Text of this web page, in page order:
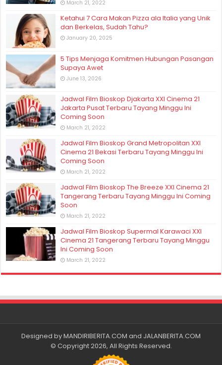
March 21, 2022
Ketahui 7 Cara Makan Pizza ala Italia yang Unik
dan Berkelas, Sudah Tahu?
January 20, 2025
5 Tips Menjaga Komitmen Hubungan Pasangan
Supaya Awet
June 13, 2026
Jadwal Film Bioskop Djakarta XXI Cinema 21
Jakarta Pusat Terbaru Tayang Minggu Ini
Coming Soon
March 21, 2022
Jadwal Film Bioskop Grand Metropolitan XXI
Cinema 21 Bekasi Terbaru Tayang Minggu Ini
Coming Soon
March 21, 2022
Jadwal Film Bioskop The Breeze XXI Cinema 21
Tangerang Terbaru Tayang Minggu Ini Coming
Soon
March 21, 2022
Jadwal Film Bioskop Supermal Karawaci XXI
Cinema 21 Tangerang Terbaru Tayang Minggu
Ini Coming Soon
March 21, 2022
Designed byMANDIRIBERITA.COM and JALANBERITA.COM
© Copyright 2026, All Rights Reserved.